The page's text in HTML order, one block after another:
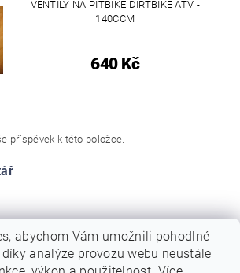
VENTILY NA PITBIKE DIRTBIKE ATV -
140CCM
640 Kč
příspěvek k této položce.
abychom Vám umožnili pohodlné
analýze provozu webu neustále